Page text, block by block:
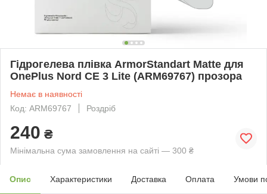
Гідрогелева плівка ArmorStandart Matte для
OnePlus Nord CE 3 Lite (ARM69767) прозора
Немає в наявності
Код: ARM69767
Роздріб
240 ₴
Мінімальна сума замовлення на сайті — 300 ₴
Опис Характеристики Доставка Оплата Умови